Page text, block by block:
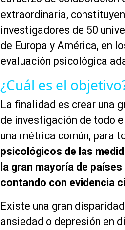
extraordinaria,
investigadores de 50
de Europa y América, en
evaluación psicológica
¿Cuál es el
La finalidad es crear una
de investigación de todo
una métrica común, para
psicológicos de las
la gran mayoría de
contando con evidencia
Existe una gran
ansiedad o depresión en